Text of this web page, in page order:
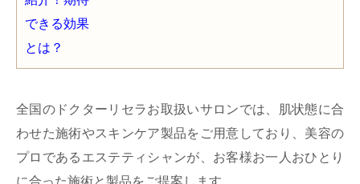
全国のドクターリセラお取扱いサロンでは、肌状態に合
わせた施術やスキンケア製品をご用意しており、美容の
プロであるエステティシャンが、お客様お一人おひとり
に合った施術と製品をご提案します。